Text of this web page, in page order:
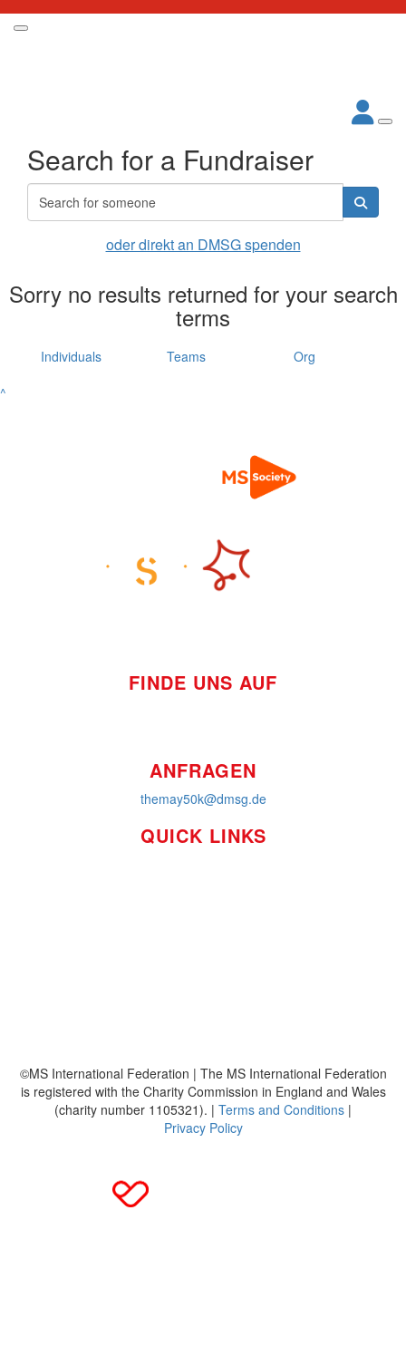
Search for a Fundraiser
oder direkt an DMSG spenden
Sorry no results returned for your search
terms
Individuals Teams
Org
^
FINDE UNS AUF
ANFRAGEN
themay50k@dmsg.de
QUICK LINKS
©MS International Federation | The MS International Federation
is registered with the Charity Commission in England and Wales
(charity number 1105321). | Terms and Conditions |
Privacy Policy